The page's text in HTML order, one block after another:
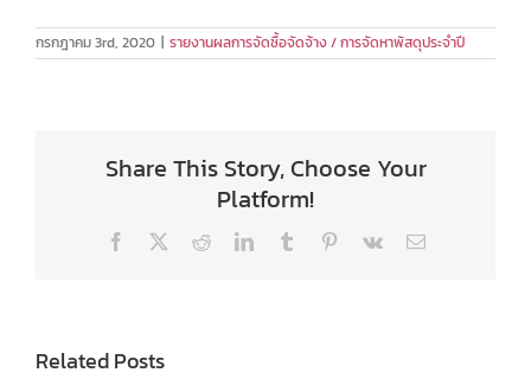
กรกฎาคม 3rd, 2020 รายงานผลการจัดซื้อจัดจ้าง / การจัดหาพัสดุประจำปี
Share This Story, Choose Your
Platform!
Facebook RedditLinkedInTumblr Pinterest
Vk Email
Related Posts